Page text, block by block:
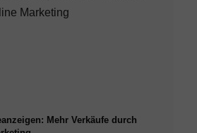
Mehr Verkäufe durch